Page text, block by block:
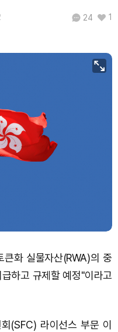
24 1
화 실물자산(RWA)의 중
하고 규제할 예정"이라고
(SFC) 라이선스 부문 이